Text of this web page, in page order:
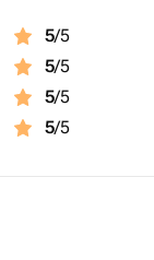
5/5
5/5
5/5
5/5